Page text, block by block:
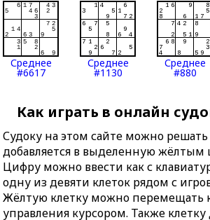
Среднее
#6617
Среднее
#1130
Среднее
#880
Как играть в онлайн
Судоку на этом сайте можно
добавляется в выделенную жёлтым
Цифру можно ввести как с
одну из девяти клеток рядом с
Жёлтую клетку можно перемещать
управления курсором. Также